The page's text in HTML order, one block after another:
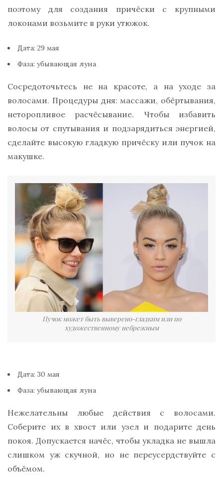
поэтому для создания причёски с крупными
локонами возьмите в руки утюжок.
Дата: 29 мая
Фаза: убывающая луна
Сосредоточьтесь не на красоте, а на уходе за
волосами. Процедуры дня: массажи, обёртывания,
неторопливое расчёсывание. Чтобы избавить
волосы от спутывания и подзарядиться энергией,
сделайте высокую гладкую причёску или пучок на
макушке.
Пучок может быть выверено-гладким или по
художественному небрежным
Дата: 30 мая
Фаза: убывающая луна
Нежелательны любые действия с волосами.
Соберите их в хвост или узел и подарите день
покоя. Допускается начёс, чтобы укладка не вышла
слишком уж скучной, но не переусердствуйте с
объёмом.